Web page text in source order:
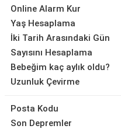
Online Alarm Kur
Yaş Hesaplama
İki Tarih Arasındaki Gün
Sayısını Hesaplama
Bebeğim kaç aylık oldu?
Uzunluk Çevirme
Posta Kodu
Son Depremler